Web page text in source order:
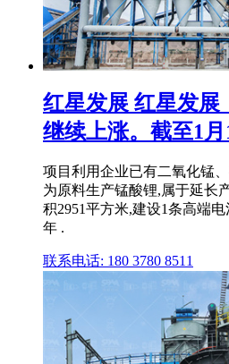
红星发展 红星发展
继续上涨。截至1月
项目利用企业已有二氧化锰
为原料生产锰酸锂,属于延长
积2951平方米,建设1条高端
年 .
联系电话: 180 3780 8511